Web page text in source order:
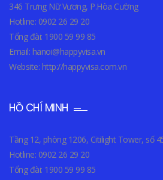
346 Trưng Nữ Vương, P.Hòa Cường
Hotline: 0902 26 29 20
Tổng đài: 1900 59 99 85
Email: hanoi@happyvisa.vn
Website: http://happyvisa.com.vn
HỒ CHÍ MINH
Tầng 12, phòng 1206, Citilight Tower, số
Hotline: 0902 26 29 20
Tổng đài: 1900 59 99 85